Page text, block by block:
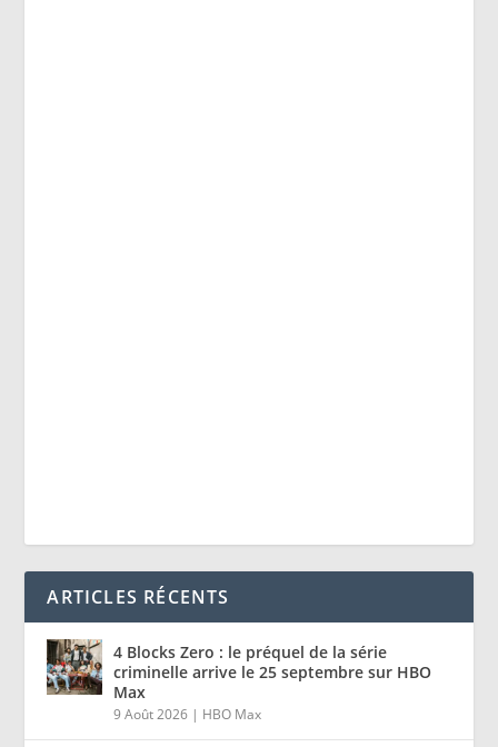
ARTICLES RÉCENTS
4 Blocks Zero : le préquel de la série
criminelle arrive le 25 septembre sur HBO
Max
9 Août 2026 | HBO Max